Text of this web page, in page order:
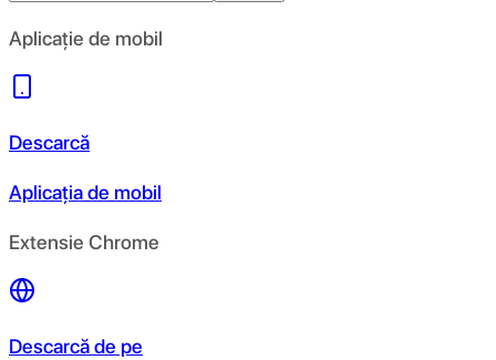
Aplicație de mobil
Descarcă
Aplicația de mobil
Extensie Chrome
Descarcă de pe